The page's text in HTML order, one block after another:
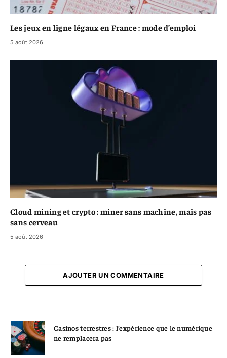
Les jeux en ligne légaux en France : mode d’emploi
5 août 2026
Cloud mining et crypto : miner sans machine, mais pas
sans cerveau
5 août 2026
AJOUTER UN COMMENTAIRE
Casinos terrestres : l’expérience que le numérique
ne remplacera pas